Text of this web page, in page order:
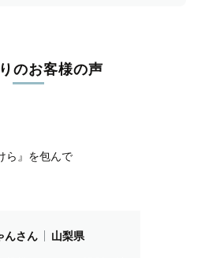
のお客様の声
んさん 山梨県